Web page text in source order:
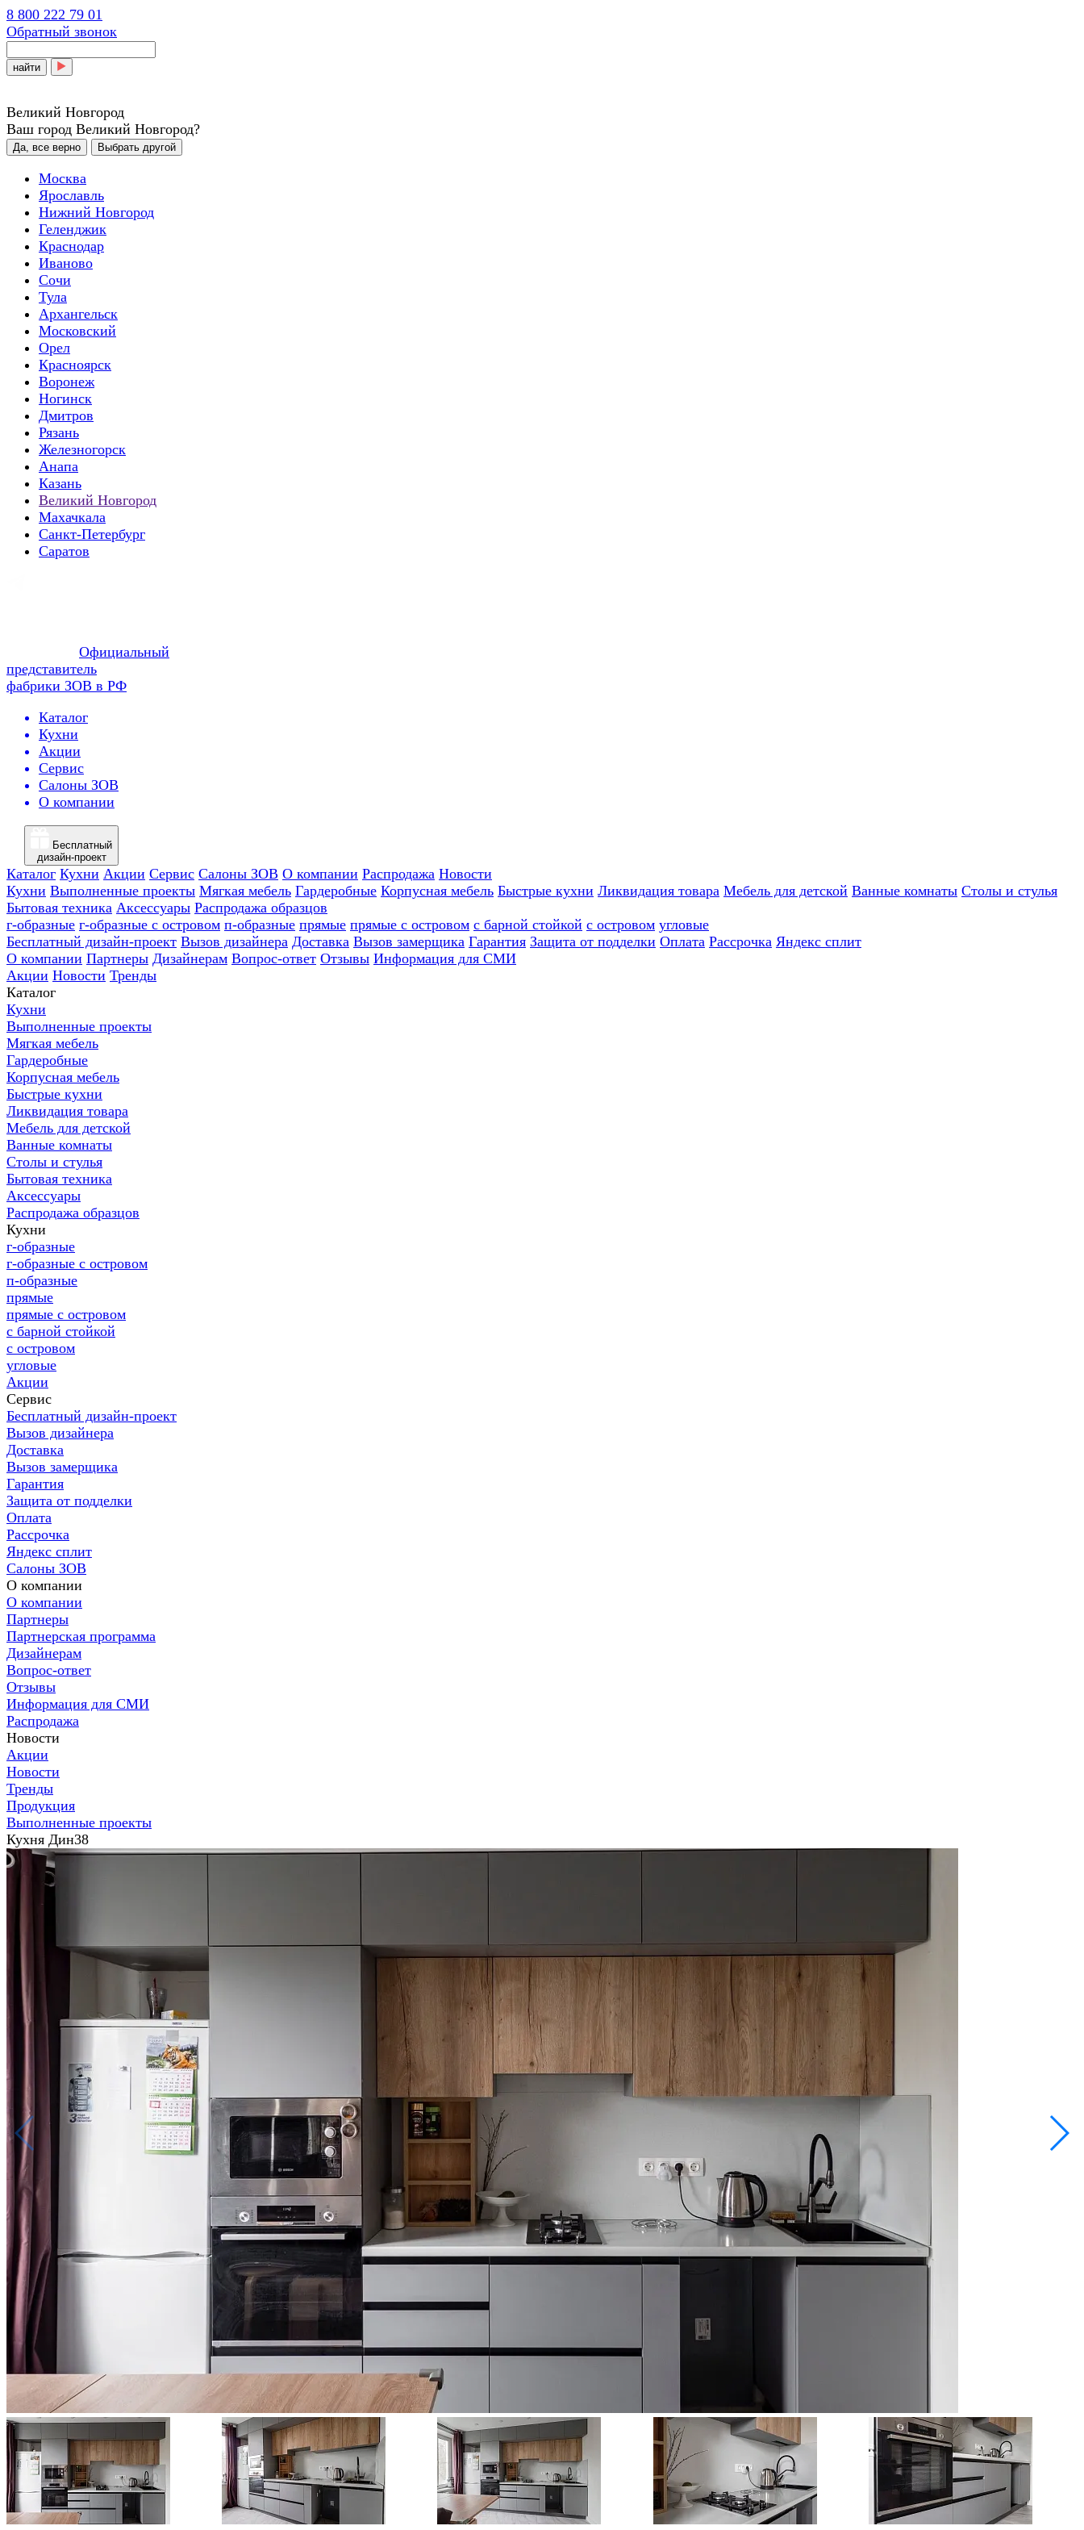
8 800 222 79 01
Обратный звонок
найти
Великий Новгород
Ваш город Великий Новгород?
Да, все верно Выбрать другой
Москва
Ярославль
Нижний Новгород
Геленджик
Краснодар
Иваново
Сочи
Тула
Архангельск
Московский
Орел
Красноярск
Воронеж
Ногинск
Дмитров
Рязань
Железногорск
Анапа
Казань
Великий Новгород
Махачкала
Санкт-Петербург
Саратов
Официальный
представитель
фабрики ЗОВ в РФ
Каталог
Кухни
Акции
Сервис
Салоны ЗОВ
О компании
Бесплатный
дизайн-проект
Каталог Кухни Акции Сервис Салоны ЗОВ О компании Распродажа Новости
Кухни Выполненные проекты Мягкая мебель Гардеробные Корпусная мебель Быстрые кухни Ликвидация товара Мебель для детской Ванные комнаты Столы и стулья
Бытовая техника Аксессуары Распродажа образцов
г-образные г-образные с островом п-образные прямые прямые с островом с барной стойкой с островом угловые
Бесплатный дизайн-проект Вызов дизайнера Доставка Вызов замерщика Гарантия Защита от подделки Оплата Рассрочка Яндекс сплит
О компании Партнеры Дизайнерам Вопрос-ответ Отзывы Информация для СМИ
Акции Новости Тренды
Каталог
Кухни
Выполненные проекты
Мягкая мебель
Гардеробные
Корпусная мебель
Быстрые кухни
Ликвидация товара
Мебель для детской
Ванные комнаты
Столы и стулья
Бытовая техника
Аксессуары
Распродажа образцов
Кухни
г-образные
г-образные с островом
п-образные
прямые
прямые с островом
с барной стойкой
с островом
угловые
Акции
Сервис
Бесплатный дизайн-проект
Вызов дизайнера
Доставка
Вызов замерщика
Гарантия
Защита от подделки
Оплата
Рассрочка
Яндекс сплит
Салоны ЗОВ
О компании
О компании
Партнеры
Партнерская программа
Дизайнерам
Вопрос-ответ
Отзывы
Информация для СМИ
Распродажа
Новости
Акции
Новости
Тренды
Продукция
Выполненные проекты
Кухня Дин38